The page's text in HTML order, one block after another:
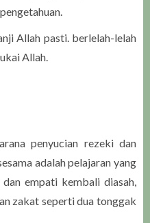
Allah pasti. berlelah-lelah
Allah.
penyucian rezeki dan
adalah pelajaran yang
empati kembali diasah,
zakat seperti dua tonggak